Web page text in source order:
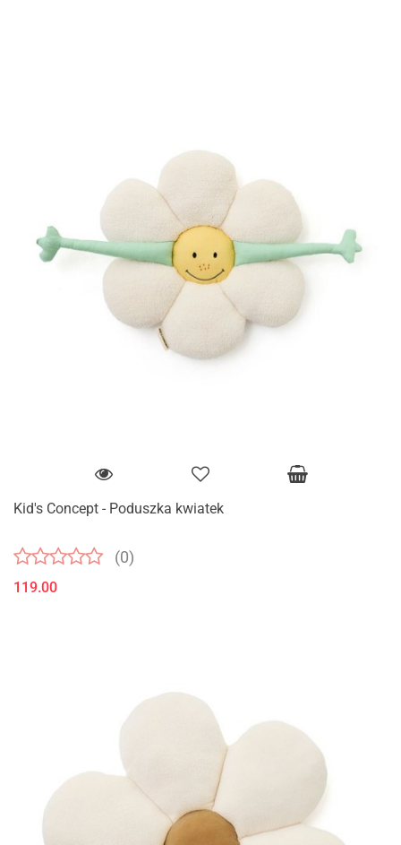
Kid's Concept - Poduszka kwiatek
(0)
119.00